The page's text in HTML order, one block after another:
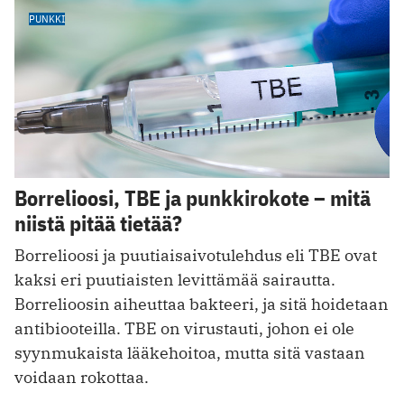
PUNKKI
Borrelioosi, TBE ja punkkirokote – mitä
niistä pitää tietää?
Borrelioosi ja puutiaisaivotulehdus eli TBE ovat
kaksi eri puutiaisten levittämää sairautta.
Borrelioosin aiheuttaa bakteeri, ja sitä hoidetaan
antibiooteilla. TBE on virustauti, johon ei ole
syynmukaista lääkehoitoa, mutta sitä vastaan
voidaan rokottaa.